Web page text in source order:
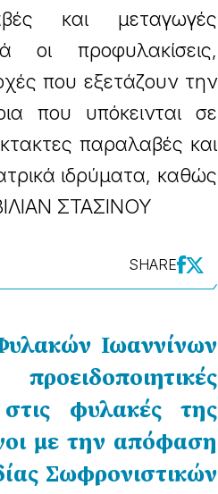
και μεταγωγές
οι προφυλακίσεις,
που εξετάζουν την
που υπόκεινται σε
παραλαβές και
ιδρύματα, καθώς
ΣΤΑΣΙΝΟΥ
SHARE
Ιωαννίνων
φυλακές της
με την απόφαση
Σωφρονιστικών